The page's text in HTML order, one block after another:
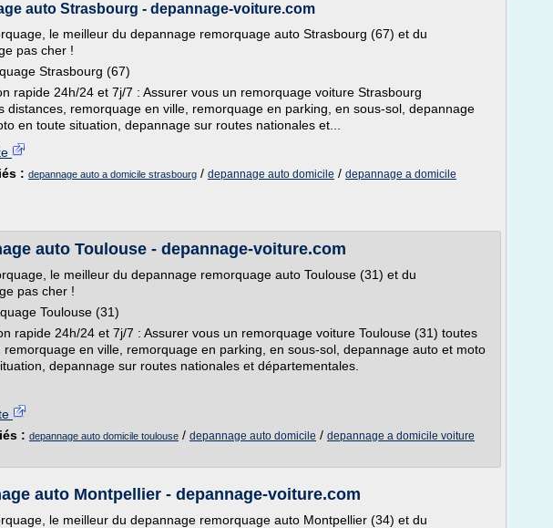
auto Strasbourg - depannage-voiture.com
le meilleur du depannage remorquage auto Strasbourg (67) et du
pas cher !
Strasbourg (67)
rapide 24h/24 et 7j/7 : Assurer vous un remorquage voiture Strasbourg
distances, remorquage en ville, remorquage en parking, en sous-sol, depannage
en toute situation, depannage sur routes nationales et...
: depannage auto a domicile strasbourg / depannage auto domicile / depannage a domicile
auto Toulouse - depannage-voiture.com
le meilleur du depannage remorquage auto Toulouse (31) et du
pas cher !
Toulouse (31)
rapide 24h/24 et 7j/7 : Assurer vous un remorquage voiture Toulouse (31) toutes
remorquage en ville, remorquage en parking, en sous-sol, depannage auto et moto
depannage sur routes nationales et départementales.
: depannage auto domicile toulouse / depannage auto domicile / depannage a domicile voiture
auto Montpellier - depannage-voiture.com
le meilleur du depannage remorquage auto Montpellier (34) et du